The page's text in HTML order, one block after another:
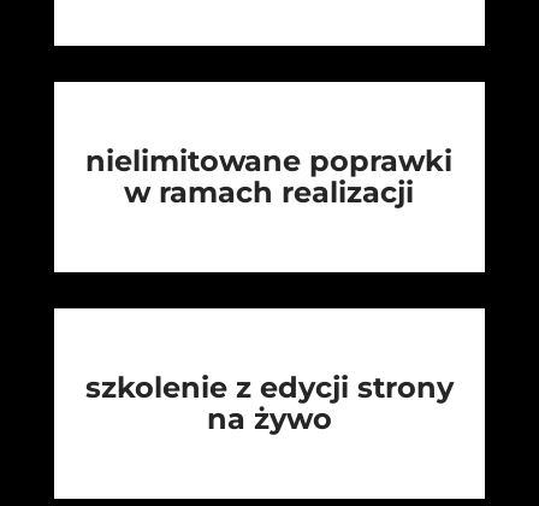
nielimitowane poprawki
w ramach realizacji
szkolenie z edycji strony
na żywo